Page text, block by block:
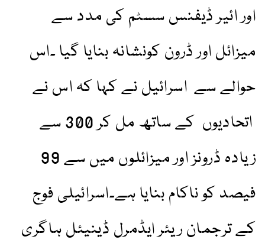
اور ائیر ڈیفنس سسٹم کی مدد سے
میزائل اور ڈرون کونشانہ بنایا گیا ۔اس
حوالے سے اسرائیل نے کہا کہ اس نے
اتحادیوں کے ساتھ مل کر 300 سے
زیادہ ڈرونز اور میزائلوں میں سے 99
فیصد کو ناکام بنایا ہے۔اسرائیلی فوج
کے ترجمان ریئر ایڈمرل ڈینیئل ہاگری